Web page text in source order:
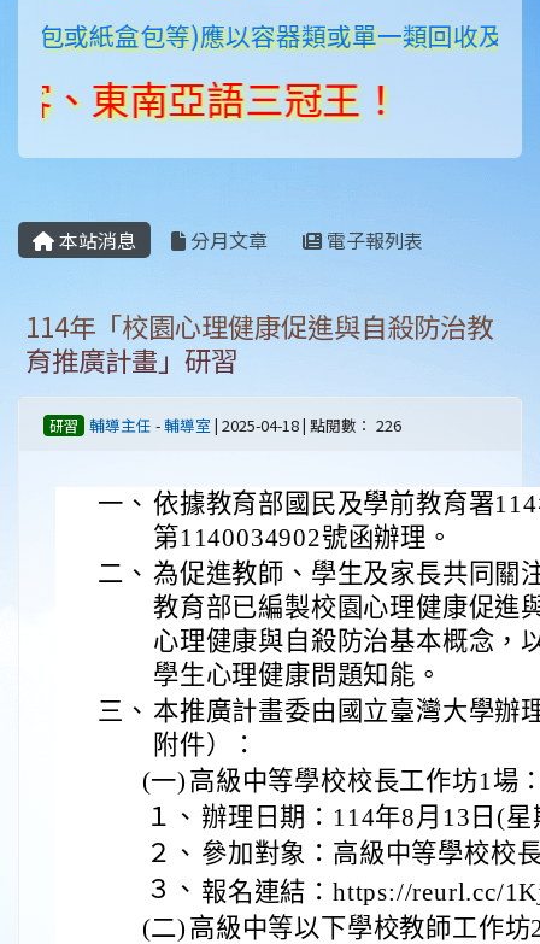
紙盒包等)應以容器類或單一類回收及貯存
南亞語三冠王！
本站消息 分月文章 電子報列表
114年「校園心理健康促進與自殺防治教
育推廣計畫」研習
研習 輔導主任 -輔導室 | 2025-04-18 | 點閱數： 226
一、 依據教育部國民及學前教育署
第1140034902號函辦理。
二、 為促進教師、學生及家長共同關
教育部已編製校園心理健康促進
心理健康與自殺防治基本概念，
學生心理健康問題知能。
三、 本推廣計畫委由國立臺灣大學辦
附件）：
(一) 高級中等學校校長工作坊1場
１、 辦理日期：114年8月13日(
２、 參加對象：高級中等學校校
３、 報名連結：https://reurl.cc/
(二) 高級中等以下學校教師工作坊